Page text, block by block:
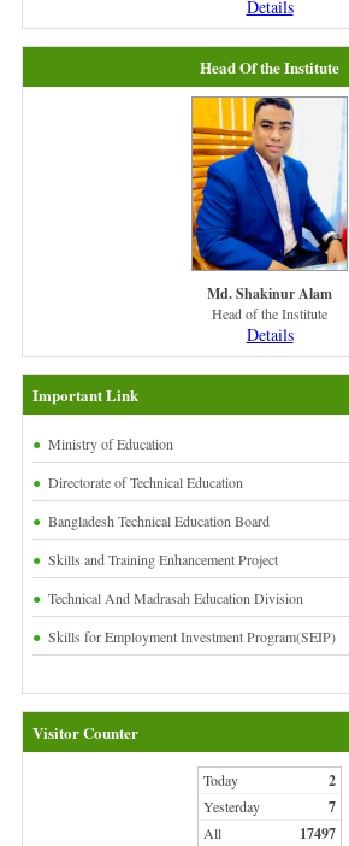
Details
Head Of the Institute
Md. Shakinur Alam
Head of the Institute
Details
Important Link
Ministry of Education
Directorate of Technical Education
Bangladesh Technical Education Board
Skills and Training Enhancement Project
Technical And Madrasah Education Division
Skills for Employment Investment Program(SEIP)
Visitor Counter
Today 2
Yesterday 7
All 17497